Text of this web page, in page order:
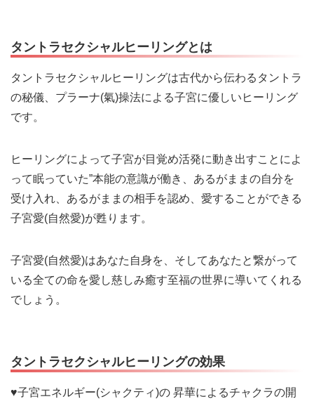
タントラセクシャルヒーリングとは
タントラセクシャルヒーリングは古代から伝わるタントラ
の秘儀、プラーナ(氣)操法による子宮に優しいヒーリング
です。
ヒーリングによって子宮が目覚め活発に動き出すことによ
って眠っていた”本能の意識が働き、あるがままの自分を
受け入れ、あるがままの相手を認め、愛することができる
子宮愛(自然愛)が甦ります。
子宮愛(自然愛)はあなた自身を、そしてあなたと繋がって
いる全ての命を愛し慈しみ癒す至福の世界に導いてくれる
でしょう。
タントラセクシャルヒーリングの効果
♥子宮エネルギー(シャクティ)の 昇華によるチャクラの開